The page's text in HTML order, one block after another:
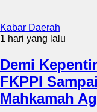
Kabar Daerah
1 hari yang lalu
Demi
FKPPI
Mahkamah